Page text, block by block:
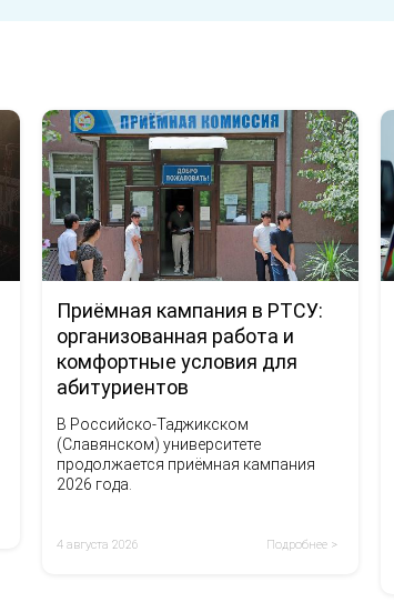
Приёмная кампания в РТСУ:
организованная работа и
комфортные условия для
абитуриентов
В Российско-Таджикском
(Славянском) университете
продолжается приёмная кампания
2026 года.
4 августа 2026 Подробнее >